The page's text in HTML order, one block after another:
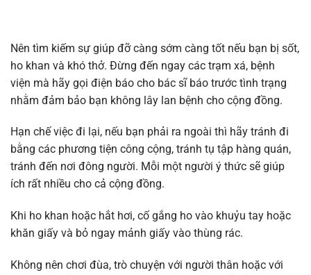
Nên tìm kiếm sự giúp đỡ càng sớm càng tốt nếu bạn bị sốt,
ho khan và khó thở. Đừng đến ngay các trạm xá, bệnh
viện mà hãy gọi điện báo cho bác sĩ báo trước tình trạng
nhằm đảm bảo bạn không lây lan bệnh cho cộng đồng.
Hạn chế việc đi lại, nếu bạn phải ra ngoài thì hãy tránh đi
bằng các phương tiện công cộng, tránh tụ tập hàng quán,
tránh đến nơi đông người. Mỗi một người ý thức sẽ giúp
ích rất nhiều cho cả cộng đồng.
Khi ho khan hoặc hắt hơi, cố gắng ho vào khuỷu tay hoặc
khăn giấy và bỏ ngay mảnh giấy vào thùng rác.
Không nên chơi đùa, trò chuyện với người thân hoặc với